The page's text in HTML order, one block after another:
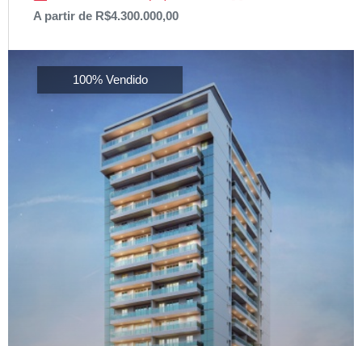
A partir de R$4.300.000,00
100% Vendido